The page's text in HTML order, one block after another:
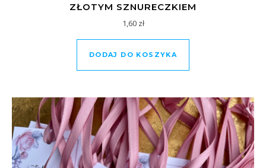
ZŁOTYM SZNURECZKIEM
1,60 zł
DODAJ DO KOSZYKA